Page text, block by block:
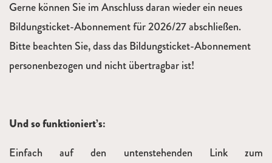
Gerne können Sie im Anschluss daran wieder ein neues
Bildungsticket-Abonnement für 2026/27 abschließen.
Bitte beachten Sie, dass das Bildungsticket-Abonnement
personenbezogen und nicht übertragbar ist!
Und so funktioniert’s:
Einfach auf den untenstehenden Link zum